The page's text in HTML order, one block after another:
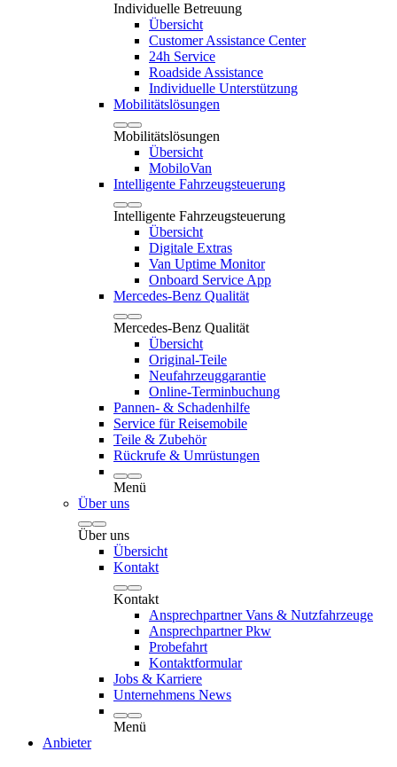
Individuelle Betreuung
Übersicht
Customer Assistance Center
24h Service
Roadside Assistance
Individuelle Unterstützung
Mobilitätslösungen
Mobilitätslösungen
Übersicht
MobiloVan
Intelligente Fahrzeugsteuerung
Intelligente Fahrzeugsteuerung
Übersicht
Digitale Extras
Van Uptime Monitor
Onboard Service App
Mercedes-Benz Qualität
Mercedes-Benz Qualität
Übersicht
Original-Teile
Neufahrzeuggarantie
Online-Terminbuchung
Pannen- & Schadenhilfe
Service für Reisemobile
Teile & Zubehör
Rückrufe & Umrüstungen
Menü
Über uns
Über uns
Übersicht
Kontakt
Kontakt
Ansprechpartner Vans & Nutzfahrzeuge
Ansprechpartner Pkw
Probefahrt
Kontaktformular
Jobs & Karriere
Unternehmens News
Menü
Anbieter